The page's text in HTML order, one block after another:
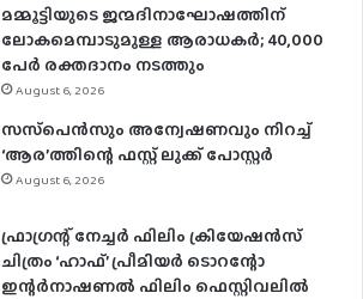
മമ്മൂട്ടിയുടെ ജന്മദിനാഘോഷത്തിന്
ലോകമെമ്പാടുമുള്ള ആരാധകര്‍; 40,000
പേര്‍ രക്തദാനം നടത്തും
August 6, 2026
സസ്‌പെന്‍സും അന്വേഷണവും നിറച്ച്
‘ആര’ത്തിന്റെ ഫസ്റ്റ് ലുക്ക് പോസ്റ്റര്‍
August 6, 2026
ഫ്രാഗ്രന്റ് നേച്ചര്‍ ഫിലിം ക്രിയേഷന്‍സ്
ചിത്രം ‘ഹാഫ്’ പ്രീമിയര്‍ ടൊറന്റോ
ഇന്റര്‍നാഷണല്‍ ഫിലിം ഫെസ്റ്റിവലില്‍